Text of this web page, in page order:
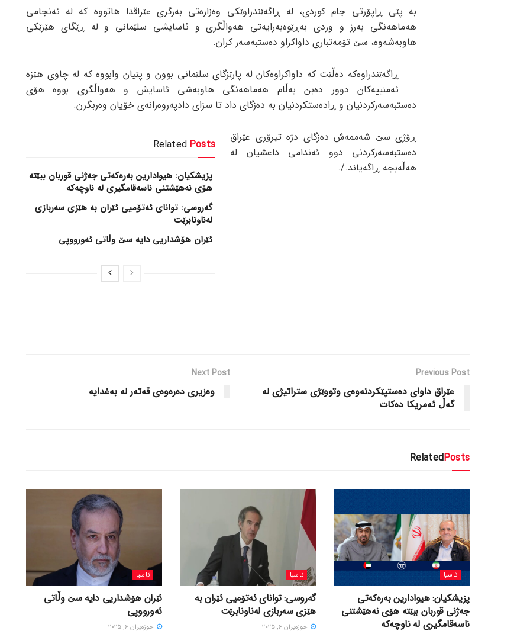
بە پێی ڕاپۆرتی جام کوردی، لە ڕاگەێندراوێکی وەزارەتی بەرگری عێراقدا هاتووە کە لە ئەنجامی
هەماهەنگی بەرز و وردی بەڕێوەبەرایەتی هەواڵگری و ئاسایشی سلێمانی و لە ڕێگای هێزێکی
هاوبەشەوە، سێ تۆمەتباری داواکراو دەستبەسەر کران.
ڕاگەێندراوەکە دەڵێت کە داواکراوەکان لە پارێزگای سلێمانی بوون و پێیان وابووە کە لە چاوی هێزە
ئەمنییەکان دوور دەبن بەڵام هەماهەنگی هاوبەشی ئاسایش و هەواڵگری بووە هۆی
دەستبەسەرکردنیان و ڕادەستکردنیان بە دەزگای داد تا سزای دادپەروەرانەی خۆیان وەربگرن.
Related Posts
پزیشکیان: هیوادارین بەرەکەتی جەژنی قوربان ببێتە
هۆی نەهێشتنی ناسەقامگیری لە ناوچەکە
گەروسی: توانای ئەتۆمیی ئێران بە هێزی سەربازی
لەناونابرێت
ئێران هۆشداریی دایە سێ وڵاتی ئەورووپی
ڕۆژی سێ شەممەش دەزگای دژە تیرۆری عێراق
دەستبەسەرکردنی دوو ئەندامی داعشیان لە
هەڵەبجە ڕاگەیاند./.
Previous Post
عێراق داوای دەستپێکردنەوەی وتووێژی ستراتیژی لە
گەڵ ئەمریکا دەکات
Next Post
وەزیری دەرەوەی قەتەر لە بەغدایە
RelatedPosts
ئاسیا
پزیشکیان: هیوادارین بەرەکەتی
جەژنی قوربان ببێتە هۆی نەهێشتنی
ناسەقامگیری لە ناوچەکە
ئاسیا
گەروسی: توانای ئەتۆمیی ئێران بە
هێزی سەربازی لەناونابرێت
حوزه‌یران 6, 2025
ئاسیا
ئێران هۆشداریی دایە سێ وڵاتی
ئەورووپی
حوزه‌یران 6, 2025